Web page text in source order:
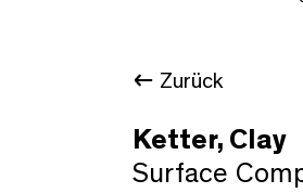
Zurück
Ketter, Clay
Surface